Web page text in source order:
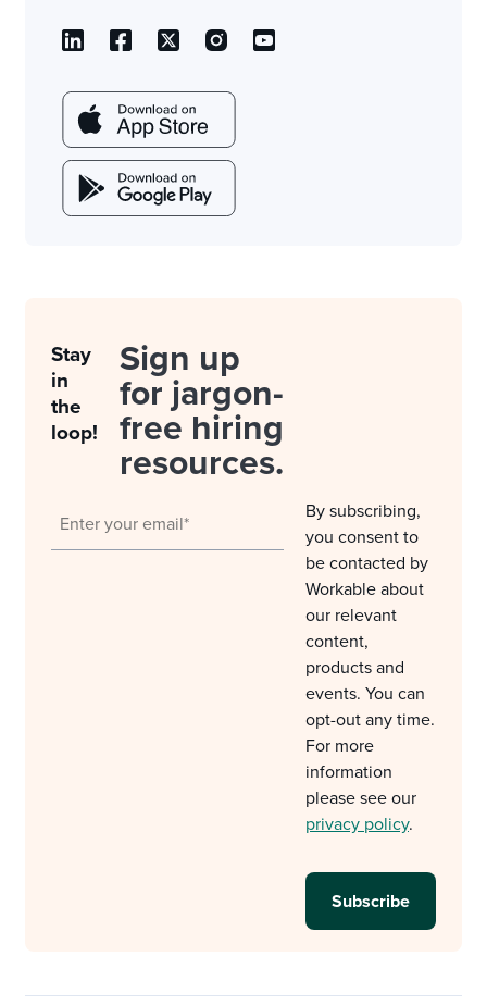
Stay
in
the
loop!
Sign up
for jargon-
free hiring
resources.
By subscribing,
you consent to
be contacted by
Workable about
our relevant
content,
products and
events. You can
opt-out any time.
For more
information
please see our
privacy policy.